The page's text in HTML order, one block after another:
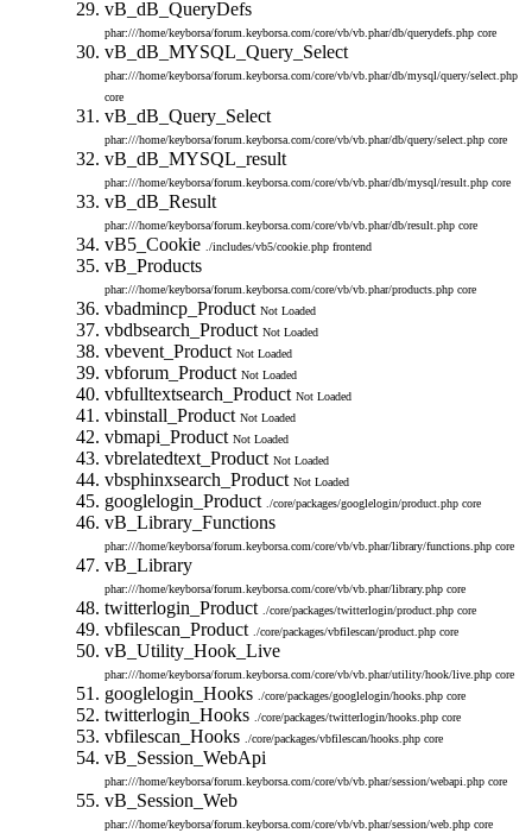
vB_dB_QueryDefs
phar:///home/keyborsa/forum.keyborsa.com/core/vb/vb.phar/db/querydefs.php core
vB_dB_MYSQL_Query_Select
phar:///home/keyborsa/forum.keyborsa.com/core/vb/vb.phar/db/mysql/query/select.php
core
vB_dB_Query_Select
phar:///home/keyborsa/forum.keyborsa.com/core/vb/vb.phar/db/query/select.php core
vB_dB_MYSQL_result
phar:///home/keyborsa/forum.keyborsa.com/core/vb/vb.phar/db/mysql/result.php core
vB_dB_Result
phar:///home/keyborsa/forum.keyborsa.com/core/vb/vb.phar/db/result.php core
vB5_Cookie ./includes/vb5/cookie.php frontend
vB_Products
phar:///home/keyborsa/forum.keyborsa.com/core/vb/vb.phar/products.php core
vbadmincp_Product Not Loaded
vbdbsearch_Product Not Loaded
vbevent_Product Not Loaded
vbforum_Product Not Loaded
vbfulltextsearch_Product Not Loaded
vbinstall_Product Not Loaded
vbmapi_Product Not Loaded
vbrelatedtext_Product Not Loaded
vbsphinxsearch_Product Not Loaded
googlelogin_Product ./core/packages/googlelogin/product.php core
vB_Library_Functions
phar:///home/keyborsa/forum.keyborsa.com/core/vb/vb.phar/library/functions.php core
vB_Library
phar:///home/keyborsa/forum.keyborsa.com/core/vb/vb.phar/library.php core
twitterlogin_Product ./core/packages/twitterlogin/product.php core
vbfilescan_Product ./core/packages/vbfilescan/product.php core
vB_Utility_Hook_Live
phar:///home/keyborsa/forum.keyborsa.com/core/vb/vb.phar/utility/hook/live.php core
googlelogin_Hooks ./core/packages/googlelogin/hooks.php core
twitterlogin_Hooks ./core/packages/twitterlogin/hooks.php core
vbfilescan_Hooks ./core/packages/vbfilescan/hooks.php core
vB_Session_WebApi
phar:///home/keyborsa/forum.keyborsa.com/core/vb/vb.phar/session/webapi.php core
vB_Session_Web
phar:///home/keyborsa/forum.keyborsa.com/core/vb/vb.phar/session/web.php core